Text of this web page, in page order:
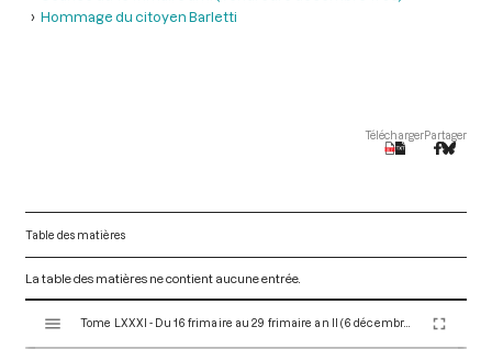
Hommage du citoyen Barletti
TéléchargerPartager
Table des matières
La table des matières ne contient aucune entrée.
Tome LXXXI - Du 16 frimaire au 29 frimaire an II (6 décembre au 19 décembre 1793)